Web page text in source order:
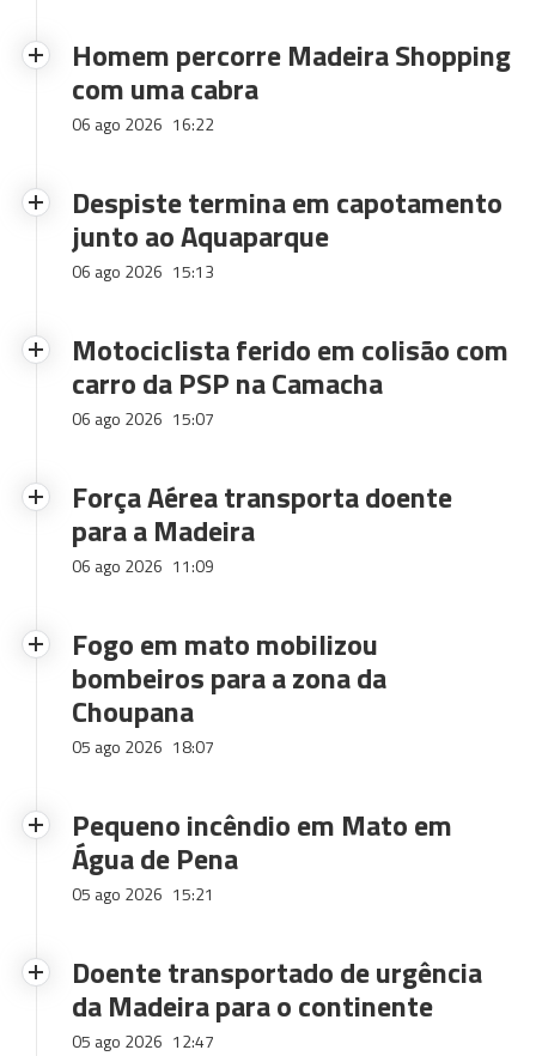
Homem percorre Madeira Shopping
com uma cabra
06 ago 2026 16:22
Despiste termina em capotamento
junto ao Aquaparque
06 ago 2026 15:13
Motociclista ferido em colisão com
carro da PSP na Camacha
06 ago 2026 15:07
Força Aérea transporta doente
para a Madeira
06 ago 2026 11:09
Fogo em mato mobilizou
bombeiros para a zona da
Choupana
05 ago 2026 18:07
Pequeno incêndio em Mato em
Água de Pena
05 ago 2026 15:21
Doente transportado de urgência
da Madeira para o continente
05 ago 2026 12:47